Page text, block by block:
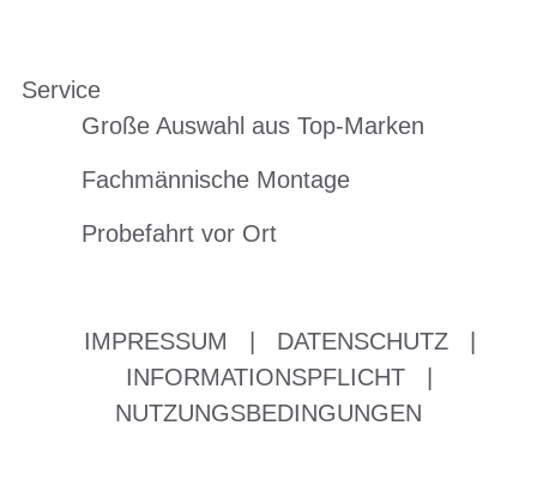
Service
Große Auswahl aus Top-Marken
Fachmännische Montage
Probefahrt vor Ort
IMPRESSUM DATENSCHUTZ
INFORMATIONSPFLICHT
NUTZUNGSBEDINGUNGEN